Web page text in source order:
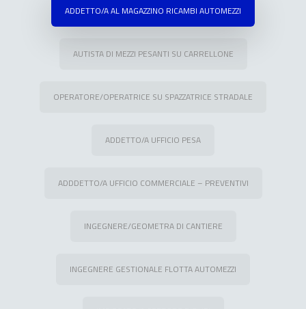
ADDETTO/A AL MAGAZZINO RICAMBI AUTOMEZZI
AUTISTA DI MEZZI PESANTI SU CARRELLONE
OPERATORE/OPERATRICE SU SPAZZATRICE STRADALE
ADDETTO/A UFFICIO PESA
ADDDETTO/A UFFICIO COMMERCIALE – PREVENTIVI
INGEGNERE/GEOMETRA DI CANTIERE
INGEGNERE GESTIONALE FLOTTA AUTOMEZZI